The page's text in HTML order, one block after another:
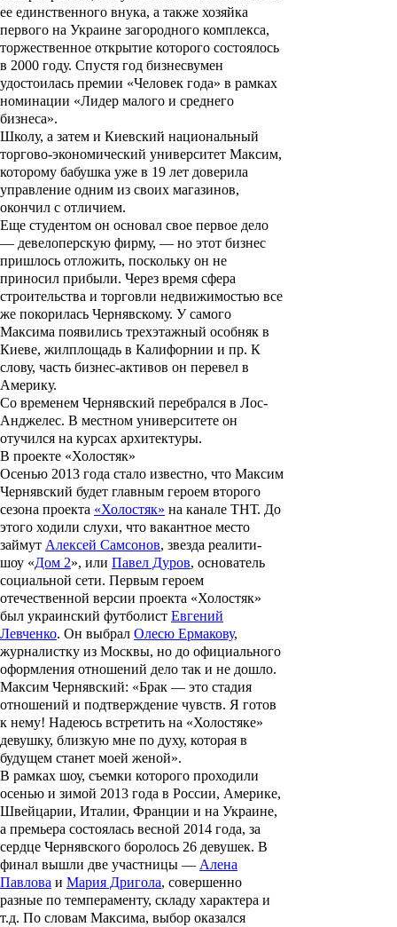
ее единственного внука, а также хозяйка
первого на Украине загородного комплекса,
торжественное открытие которого состоялось
в 2000 году. Спустя год бизнесвумен
удостоилась премии «Человек года» в рамках
номинации «Лидер малого и среднего
бизнеса».
Школу, а затем и Киевский национальный
торгово-экономический университет Максим,
которому бабушка уже в 19 лет доверила
управление одним из своих магазинов,
окончил с отличием.
Еще студентом он основал свое первое дело
— девелоперскую фирму, — но этот бизнес
пришлось отложить, поскольку он не
приносил прибыли. Через время сфера
строительства и торговли недвижимостью все
же покорилась Чернявскому. У самого
Максима появились трехэтажный особняк в
Киеве, жилплощадь в Калифорнии и пр. К
слову, часть бизнес-активов он перевел в
Америку.
Со временем Чернявский перебрался в Лос-
Анджелес. В местном университете он
отучился на курсах архитектуры.
В проекте «Холостяк»
Осенью 2013 года стало известно, что Максим
Чернявский будет главным героем второго
сезона проекта «Холостяк» на канале ТНТ. До
этого ходили слухи, что вакантное место
займут Алексей Самсонов, звезда реалити-
шоу «Дом 2», или Павел Дуров, основатель
социальной сети. Первым героем
отечественной версии проекта «Холостяк»
был украинский футболист Евгений
Левченко. Он выбрал Олесю Ермакову,
журналистку из Москвы, но до официального
оформления отношений дело так и не дошло.
Максим Чернявский: «Брак — это стадия
отношений и подтверждение чувств. Я готов
к нему! Надеюсь встретить на «Холостяке»
девушку, близкую мне по духу, которая в
будущем станет моей женой».
В рамках шоу, съемки которого проходили
осенью и зимой 2013 года в России, Америке,
Швейцарии, Италии, Франции и на Украине,
а премьера состоялась весной 2014 года, за
сердце Чернявского боролось 26 девушек. В
финал вышли две участницы — Алена
Павлова и Мария Дригола, совершенно
разные по темпераменту, складу характера и
т.д. По словам Максима, выбор оказался